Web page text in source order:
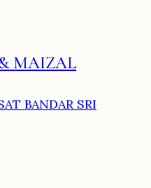
MAIZAL
BANDAR SRI